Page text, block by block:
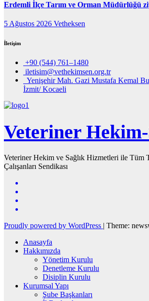
Erdemli İlçe Tarım ve Orman Müdürlüğü
5 Ağustos 2026 Vetheksen
İletişim
+90 (544) 761–1480
iletisim@vethekimsen.org.tr
Yenişehir Mah. Gazi Mustafa Kemal
İzmit/ Kocaeli
Veteriner
Veteriner Hekim ve Sağlık Hizmetleri ile Tüm
Çalışanları Sendikası
Proudly powered by WordPress | Theme:
Anasayfa
Hakkımızda
Yönetim Kurulu
Denetleme Kurulu
Disiplin Kurulu
Kurumsal Yapı
Şube Başkanları